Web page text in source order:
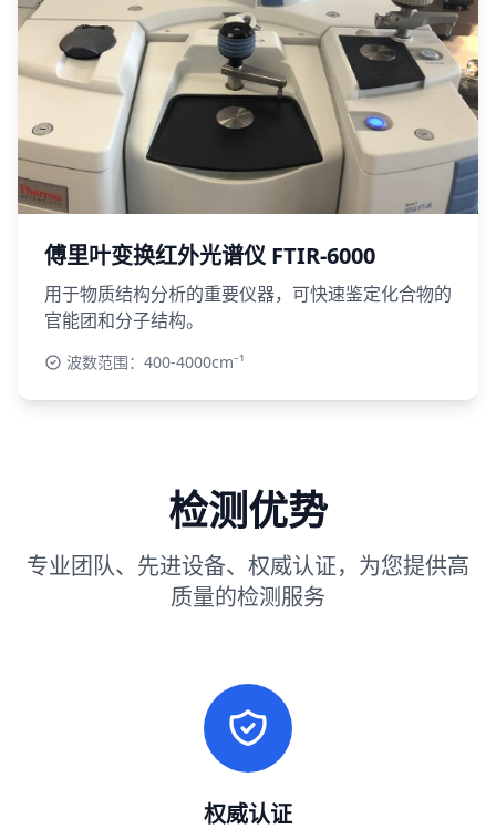
傅里叶变换红外光谱仪 FTIR-6000
用于物质结构分析的重要仪器，可快速鉴定化合物的
官能团和分子结构。
波数范围：400-4000cm⁻¹
检测优势
专业团队、先进设备、权威认证，为您提供高
质量的检测服务
权威认证